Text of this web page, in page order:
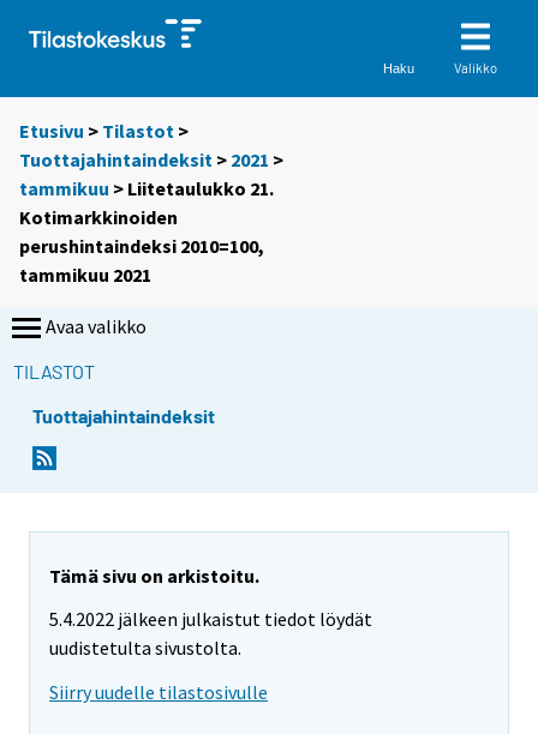
Haku Valikko
Etusivu > Tilastot >
Tuottajahintaindeksit > 2021 >
tammikuu > Liitetaulukko 21.
Kotimarkkinoiden
perushintaindeksi 2010=100,
tammikuu 2021
Avaa valikko
TILASTOT
Tuottajahintaindeksit
Tämä sivu on arkistoitu.
5.4.2022 jälkeen julkaistut tiedot löydät
uudistetulta sivustolta.
Siirry uudelle tilastosivulle